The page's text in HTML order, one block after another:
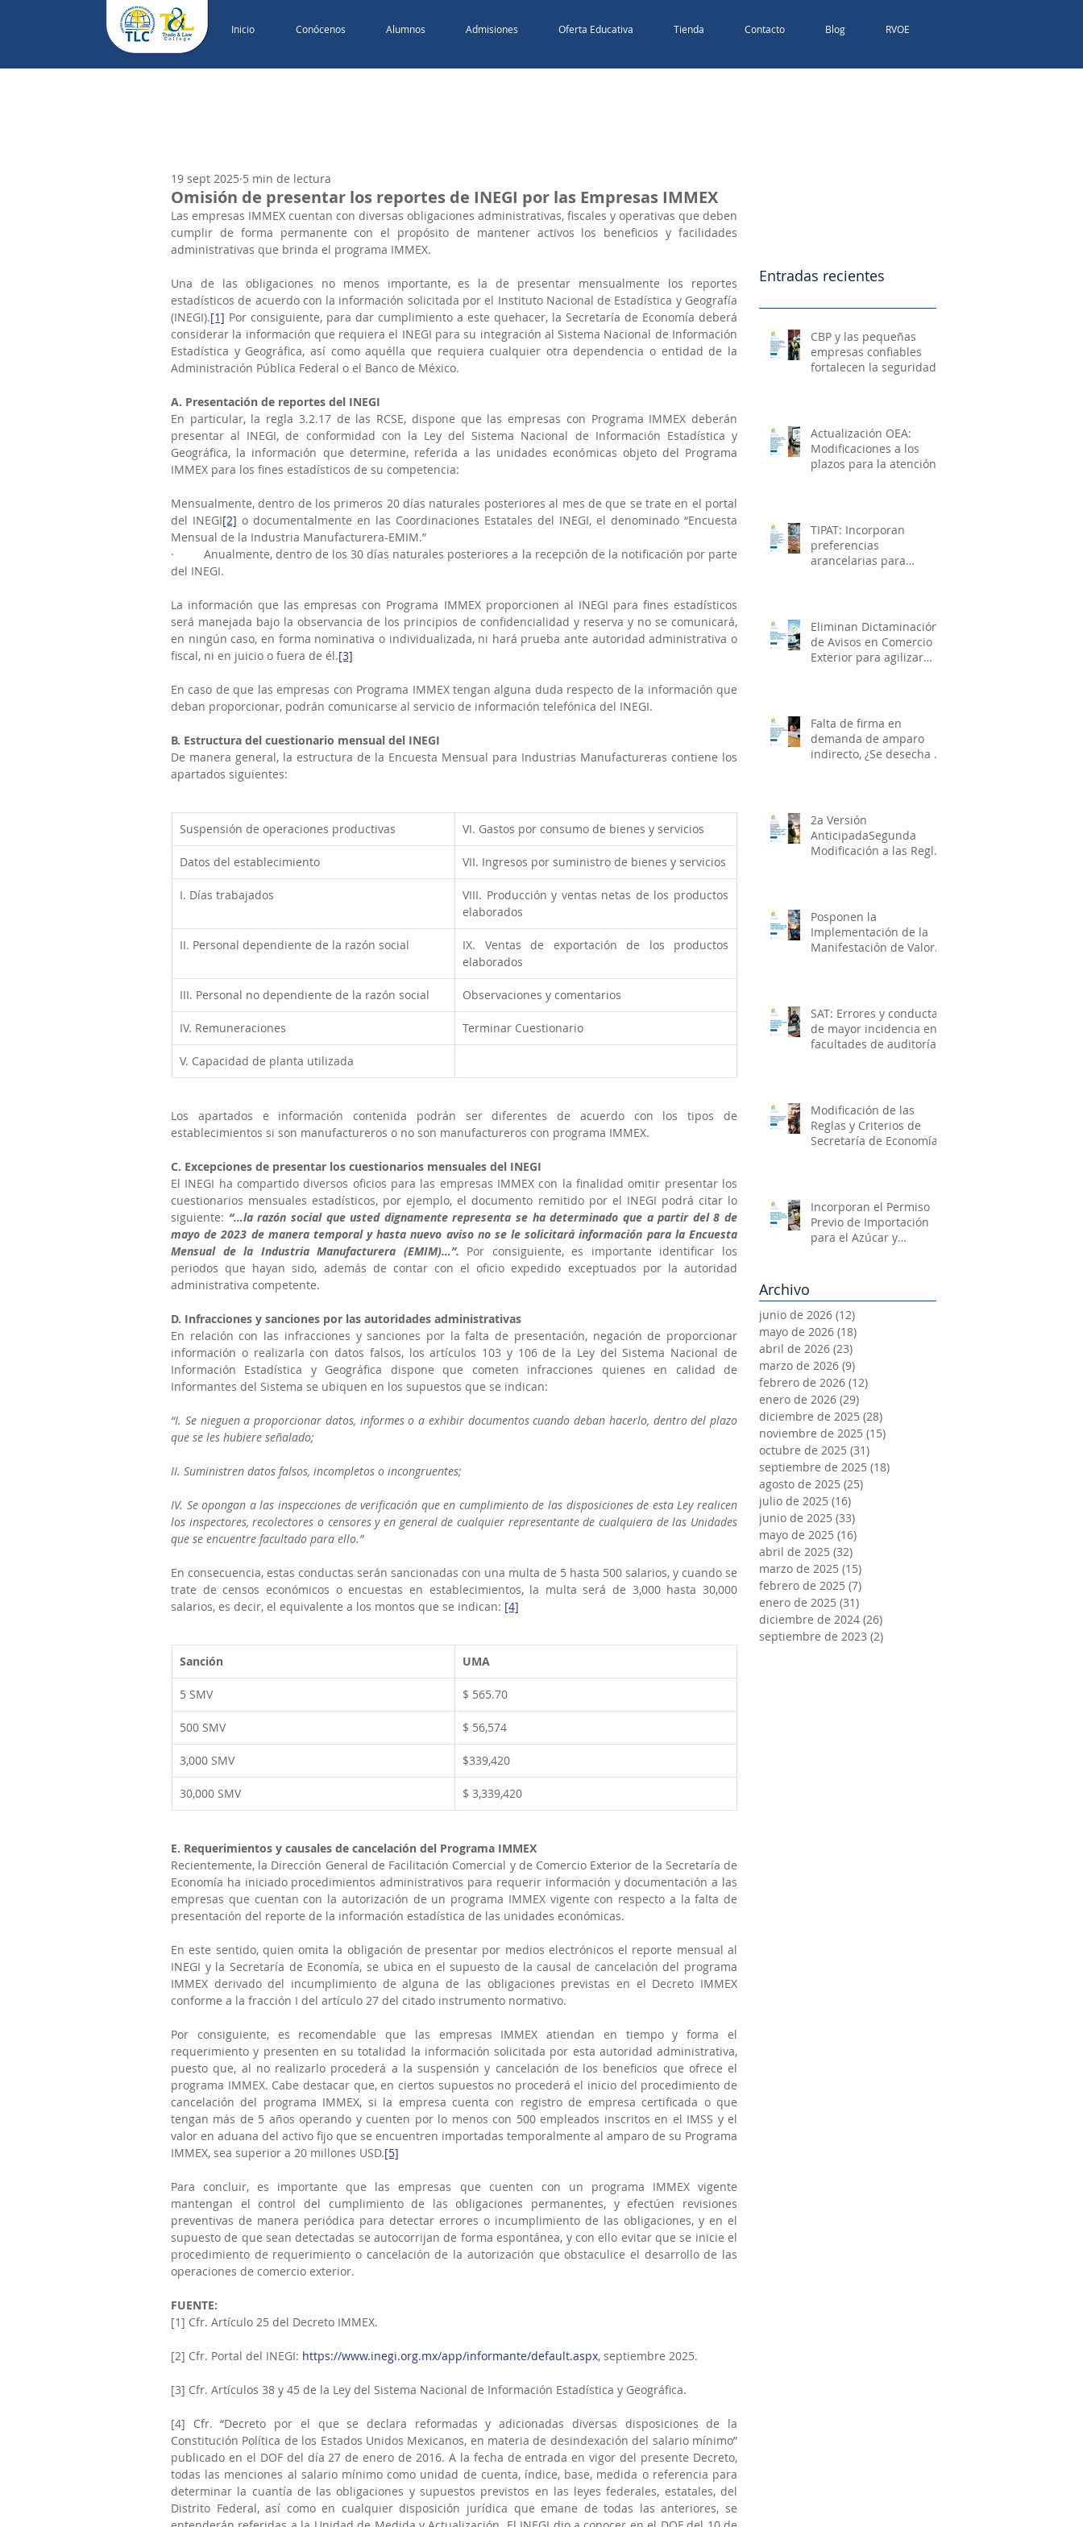
Inicio Conócenos Alumnos Admisiones Oferta Educativa Tienda Contacto Blog RVOE
Omisión de presentar los reportes de INEGI por las Empresas IMMEX
19 sept 2025 5 min de lectura
Las empresas IMMEX cuentan con diversas obligaciones administrativas, fiscales y operativas que deben
cumplir de forma permanente con el propósito de mantener activos los beneficios y facilidades
administrativas que brinda el programa IMMEX.
Una de las obligaciones no menos importante, es la de presentar mensualmente los reportes
estadísticos de acuerdo con la información solicitada por el Instituto Nacional de Estadística y Geografía
(INEGI).[1] Por consiguiente, para dar cumplimiento a este quehacer, la Secretaría de Economía deberá
considerar la información que requiera el INEGI para su integración al Sistema Nacional de Información
Estadística y Geográfica, así como aquélla que requiera cualquier otra dependencia o entidad de la
Administración Pública Federal o el Banco de México.
A. Presentación de reportes del INEGI
En particular, la regla 3.2.17 de las RCSE, dispone que las empresas con Programa IMMEX deberán
presentar al INEGI, de conformidad con la Ley del Sistema Nacional de Información Estadística y
Geográfica, la información que determine, referida a las unidades económicas objeto del Programa
IMMEX para los fines estadísticos de su competencia:
Mensualmente, dentro de los primeros 20 días naturales posteriores al mes de que se trate en el portal
del INEGI[2] o documentalmente en las Coordinaciones Estatales del INEGI, el denominado “Encuesta
Mensual de la Industria Manufacturera-EMIM.”
·         Anualmente, dentro de los 30 días naturales posteriores a la recepción de la notificación por parte
del INEGI.
La información que las empresas con Programa IMMEX proporcionen al INEGI para fines estadísticos
será manejada bajo la observancia de los principios de confidencialidad y reserva y no se comunicará,
en ningún caso, en forma nominativa o individualizada, ni hará prueba ante autoridad administrativa o
fiscal, ni en juicio o fuera de él.[3]
En caso de que las empresas con Programa IMMEX tengan alguna duda respecto de la información que
deban proporcionar, podrán comunicarse al servicio de información telefónica del INEGI.
B. Estructura del cuestionario mensual del INEGI
De manera general, la estructura de la Encuesta Mensual para Industrias Manufactureras contiene los
apartados siguientes:
Suspensión de operaciones productivas VI. Gastos por consumo de bienes y servicios
Datos del establecimiento VII. Ingresos por suministro de bienes y servicios
I. Días trabajados
VIII. Producción y ventas netas de los productos
elaborados
II. Personal dependiente de la razón social
IX. Ventas de exportación de los productos
elaborados
III. Personal no dependiente de la razón social Observaciones y comentarios
IV. Remuneraciones Terminar Cuestionario
V. Capacidad de planta utilizada
Los apartados e información contenida podrán ser diferentes de acuerdo con los tipos de
establecimientos si son manufactureros o no son manufactureros con programa IMMEX.
C. Excepciones de presentar los cuestionarios mensuales del INEGI
El INEGI ha compartido diversos oficios para las empresas IMMEX con la finalidad omitir presentar los
cuestionarios mensuales estadísticos, por ejemplo, el documento remitido por el INEGI podrá citar lo
siguiente: “…la razón social que usted dignamente representa se ha determinado que a partir del 8 de
mayo de 2023 de manera temporal y hasta nuevo aviso no se le solicitará información para la Encuesta
Mensual de la Industria Manufacturera (EMIM)…”. Por consiguiente, es importante identificar los
periodos que hayan sido, además de contar con el oficio expedido exceptuados por la autoridad
administrativa competente.
D. Infracciones y sanciones por las autoridades administrativas
En relación con las infracciones y sanciones por la falta de presentación, negación de proporcionar
información o realizarla con datos falsos, los artículos 103 y 106 de la Ley del Sistema Nacional de
Información Estadística y Geográfica dispone que cometen infracciones quienes en calidad de
Informantes del Sistema se ubiquen en los supuestos que se indican:
“I. Se nieguen a proporcionar datos, informes o a exhibir documentos cuando deban hacerlo, dentro del plazo
que se les hubiere señalado;
II. Suministren datos falsos, incompletos o incongruentes;
IV. Se opongan a las inspecciones de verificación que en cumplimiento de las disposiciones de esta Ley realicen
los inspectores, recolectores o censores y en general de cualquier representante de cualquiera de las Unidades
que se encuentre facultado para ello.”
En consecuencia, estas conductas serán sancionadas con una multa de 5 hasta 500 salarios, y cuando se
trate de censos económicos o encuestas en establecimientos, la multa será de 3,000 hasta 30,000
salarios, es decir, el equivalente a los montos que se indican: [4]
Sanción UMA
5 SMV $ 565.70
500 SMV $ 56,574
3,000 SMV $339,420
30,000 SMV $ 3,339,420
E. Requerimientos y causales de cancelación del Programa IMMEX
Recientemente, la Dirección General de Facilitación Comercial y de Comercio Exterior de la Secretaría de
Economía ha iniciado procedimientos administrativos para requerir información y documentación a las
empresas que cuentan con la autorización de un programa IMMEX vigente con respecto a la falta de
presentación del reporte de la información estadística de las unidades económicas.
En este sentido, quien omita la obligación de presentar por medios electrónicos el reporte mensual al
INEGI y la Secretaría de Economía, se ubica en el supuesto de la causal de cancelación del programa
IMMEX derivado del incumplimiento de alguna de las obligaciones previstas en el Decreto IMMEX
conforme a la fracción I del artículo 27 del citado instrumento normativo.
Por consiguiente, es recomendable que las empresas IMMEX atiendan en tiempo y forma el
requerimiento y presenten en su totalidad la información solicitada por esta autoridad administrativa,
puesto que, al no realizarlo procederá a la suspensión y cancelación de los beneficios que ofrece el
programa IMMEX. Cabe destacar que, en ciertos supuestos no procederá el inicio del procedimiento de
cancelación del programa IMMEX, si la empresa cuenta con registro de empresa certificada o que
tengan más de 5 años operando y cuenten por lo menos con 500 empleados inscritos en el IMSS y el
valor en aduana del activo fijo que se encuentren importadas temporalmente al amparo de su Programa
IMMEX, sea superior a 20 millones USD.[5]
Para concluir, es importante que las empresas que cuenten con un programa IMMEX vigente
mantengan el control del cumplimiento de las obligaciones permanentes, y efectúen revisiones
preventivas de manera periódica para detectar errores o incumplimiento de las obligaciones, y en el
supuesto de que sean detectadas se autocorrijan de forma espontánea, y con ello evitar que se inicie el
procedimiento de requerimiento o cancelación de la autorización que obstaculice el desarrollo de las
operaciones de comercio exterior.
FUENTE:
[1] Cfr. Artículo 25 del Decreto IMMEX.
[2] Cfr. Portal del INEGI: https://www.inegi.org.mx/app/informante/default.aspx, septiembre 2025.
[3] Cfr. Artículos 38 y 45 de la Ley del Sistema Nacional de Información Estadística y Geográfica.
[4] Cfr. “Decreto por el que se declara reformadas y adicionadas diversas disposiciones de la
Constitución Política de los Estados Unidos Mexicanos, en materia de desindexación del salario mínimo”
publicado en el DOF del día 27 de enero de 2016. A la fecha de entrada en vigor del presente Decreto,
todas las menciones al salario mínimo como unidad de cuenta, índice, base, medida o referencia para
determinar la cuantía de las obligaciones y supuestos previstos en las leyes federales, estatales, del
Distrito Federal, así como en cualquier disposición jurídica que emane de todas las anteriores, se
Entradas recientes
CBP y las pequeñas
empresas confiables
fortalecen la seguridad
Actualización OEA:
Modificaciones a los
plazos para la atención y
TIPAT: Incorporan
preferencias
arancelarias para
Norte
Eliminan Dictaminación
de Avisos en Comercio
Exterior para agilizar
Falta de firma en
demanda de amparo
indirecto, ¿Se desecha o
2a Versión
AnticipadaSegunda
Modificación a las Reglas
Posponen la
Implementación de la
Manifestación de Valor
SAT: Errores y conductas
de mayor incidencia en
facultades de auditorías
Modificación de las
Reglas y Criterios de
Secretaría de Economía
Incorporan el Permiso
Previo de Importación
para el Azúcar y
Archivo
junio de 2026 (12)
mayo de 2026 (18)
abril de 2026 (23)
marzo de 2026 (9)
febrero de 2026 (12)
enero de 2026 (29)
diciembre de 2025 (28)
noviembre de 2025 (15)
octubre de 2025 (31)
septiembre de 2025 (18)
agosto de 2025 (25)
julio de 2025 (16)
junio de 2025 (33)
mayo de 2025 (16)
abril de 2025 (32)
marzo de 2025 (15)
febrero de 2025 (7)
enero de 2025 (31)
diciembre de 2024 (26)
septiembre de 2023 (2)